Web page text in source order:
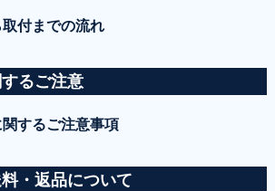
付までの流れ
るご注意
するご注意事項
・返品について